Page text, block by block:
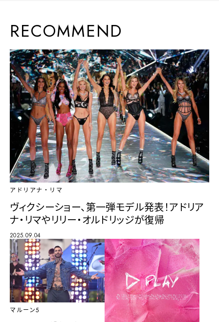
RECOMMEND
アドリアナ・リマ
ヴィクシーショー、第一弾モデル発表！アドリア
ナ・リマやリリー・オルドリッジが復帰
2025.09.04
マルーン5